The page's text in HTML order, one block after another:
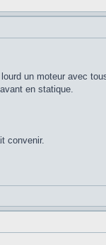
un moteur avec
en statique.
convenir.